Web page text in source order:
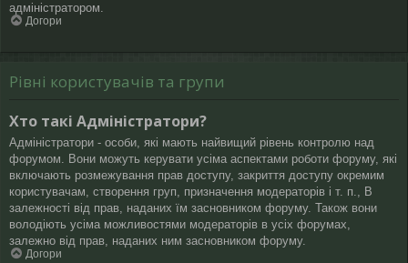
адміністратором.
Догори
Рівні користувачів та групи
Хто такі Адміністратори?
Адміністратори - особи, які мають найвищий рівень контролю над
форумом. Вони можуть керувати усіма аспектами роботи форуму, які
включають розмежування прав доступу, закриття доступу окремим
користувачам, створення груп, призначення модераторів і т. п., В
залежності від прав, наданих їм засновником форуму. Також вони
володіють усіма можливостями модераторів в усіх форумах,
залежно від прав, наданих ним засновником форуму.
Догори